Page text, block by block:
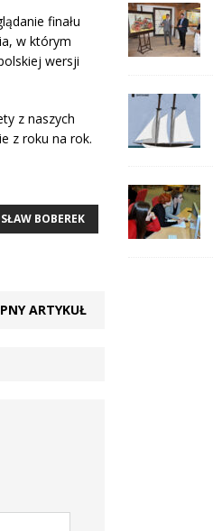
finału
w którym
wersji
z naszych
z roku na rok.
BOBEREK
ARTYKUŁ